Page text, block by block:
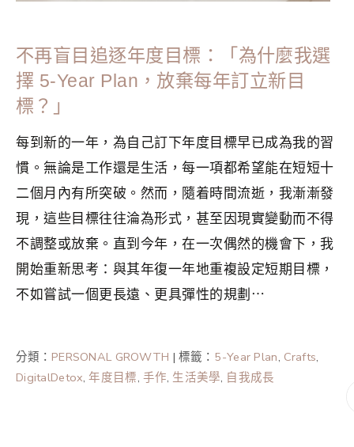
不再盲目追逐年度目標：「為什麼我選
擇 5-Year Plan，放棄每年訂立新目
標？」
每到新的一年，為自己訂下年度目標早已成為我的習
慣。無論是工作還是生活，每一項都希望能在短短十
二個月內有所突破。然而，隨着時間流逝，我漸漸發
現，這些目標往往淪為形式，甚至因現實變動而不得
不調整或放棄。直到今年，在一次偶然的機會下，我
開始重新思考：與其年復一年地重複設定短期目標，
不如嘗試一個更長遠、更具彈性的規劃⋯
分類： PERSONAL GROWTH |標籤： 5-Year Plan, Crafts,
DigitalDetox,年度目標, 手作, 生活美學, 自我成長